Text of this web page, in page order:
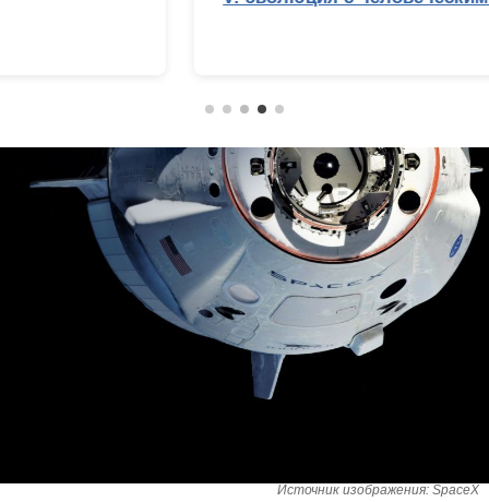
Источник изображения: SpaceX